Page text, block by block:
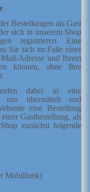
Bestellungen als Gast
sich in unserem Shop
registrieren. Eine
Sie sich im Falle einer
Adresse und Ihrem
können, ohne Ihre
dabei in eine
uns übermittelt und
eine Bestellung
Gastbestellung, als
zunächst folgende
Mobilfunk)